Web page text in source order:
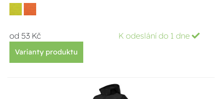
od 53 Kč K odeslání do 1 dne
Varianty produktu